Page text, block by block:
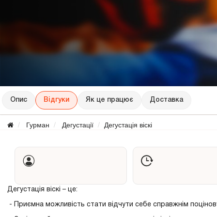
Опис Відгуки Як це працює Доставка
Гурман Дегустації Дегустація віскі
Дегустація віскі – це:
- Приємна можливість стати відчути себе справжнім